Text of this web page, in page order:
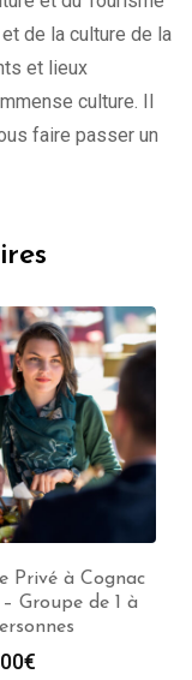
de la culture de la
et lieux
culture. Il
faire passer un
Privé à Cognac
Groupe de 1 à
€